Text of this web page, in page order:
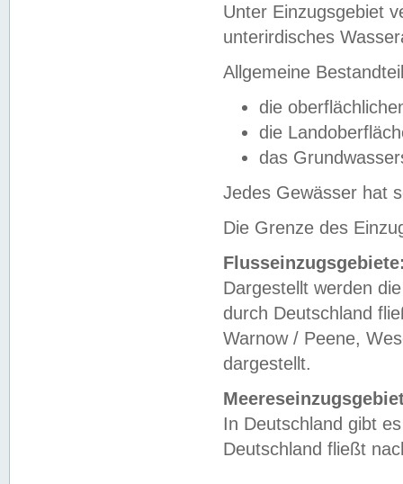
Unter Einzugsgebiet
unterirdisches
Allgemeine
die
die
das
Jedes Gewässer hat
Die Grenze des
Dargestellt werden
durch Deutschland
Warnow / Peene,
dargestellt.
In Deutschland gibt
Deutschland fließt